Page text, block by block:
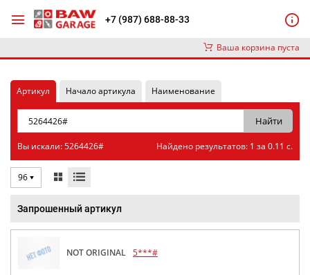
+7 (987) 688-88-33
Ваша корзина пуста
Артикул Начало артикула Наименование
Вы искали: 5264426# Найдено результатов: 1 за 0.11 с.
96
Запрошенный артикул
NOT ORIGINAL 5***#